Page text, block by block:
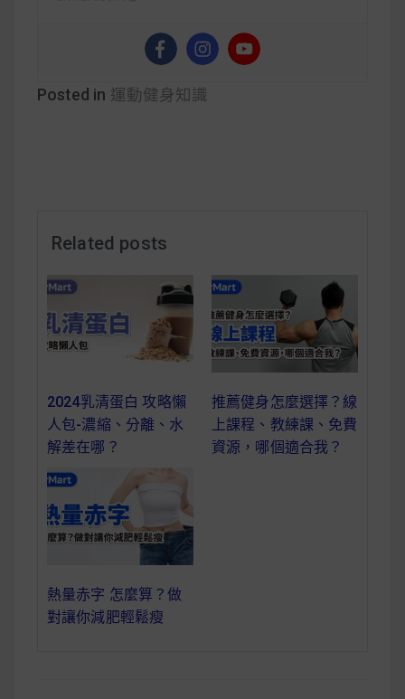
Posted in 運動健身知識
Related posts
2024乳清蛋白 攻略懶
人包-濃縮、分離、水
解差在哪？
推薦健身怎麼選擇？線
上課程、教練課、免費
資源，哪個適合我？
熱量赤字 怎麼算？做
對讓你減肥輕鬆瘦